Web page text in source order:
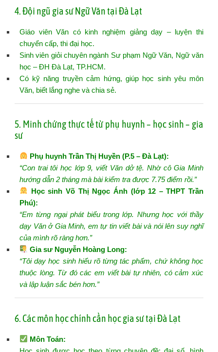
4. Đội ngũ gia sư Ngữ Văn tại Đà Lạt
Giáo viên Văn có kinh nghiệm giảng dạy – luyện thi
chuyển cấp, thi đại học.
Sinh viên giỏi chuyên ngành Sư phạm Ngữ Văn, Ngữ văn
học – ĐH Đà Lạt, TP.HCM.
Có kỹ năng truyền cảm hứng, giúp học sinh yêu môn
Văn, biết lắng nghe và chia sẻ.
5. Minh chứng thực tế từ phụ huynh – học sinh – gia
sư
Phụ huynh Trần Thị Huyền (P.5 – Đà Lạt):
“Con trai tôi học lớp 9, viết Văn dở tệ. Nhờ cô Gia Minh
hướng dẫn 2 tháng mà bài kiểm tra được 7.75 điểm rồi.”
Học sinh Võ Thị Ngọc Ánh (lớp 12 – THPT Trần
Phú):
“Em từng ngại phát biểu trong lớp. Nhưng học với thầy
dạy Văn ở Gia Minh, em tự tin viết bài và nói lên suy nghĩ
của mình rõ ràng hơn.”
Gia sư Nguyễn Hoàng Long:
“Tôi dạy học sinh hiểu rõ từng tác phẩm, chứ không học
thuộc lòng. Từ đó các em viết bài tự nhiên, có cảm xúc
và lập luận sắc bén hơn.”
6. Các môn học chính cần học gia sư tại Đà Lạt
Môn Toán: